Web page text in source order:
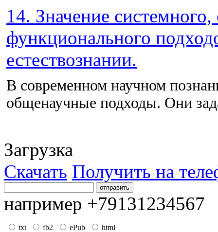
14. Значение системного,
функционального
естествознании.
В современном научном
общенаучные подходы. Они
Загрузка
Скачать Получить на
например +79131234567
txt fb2 ePub html